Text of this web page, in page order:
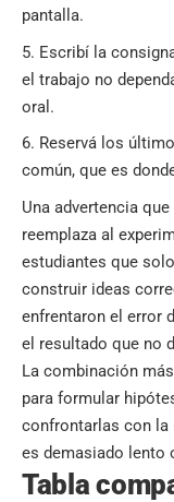
pantalla.
Escribí la
el trabajo no
oral.
Reservá los
común, que es
Una advertencia
reemplaza al
estudiantes que
construir ideas
enfrentaron el error
el resultado que no
La combinación
para formular
confrontarlas con la
es demasiado lento
Tabla